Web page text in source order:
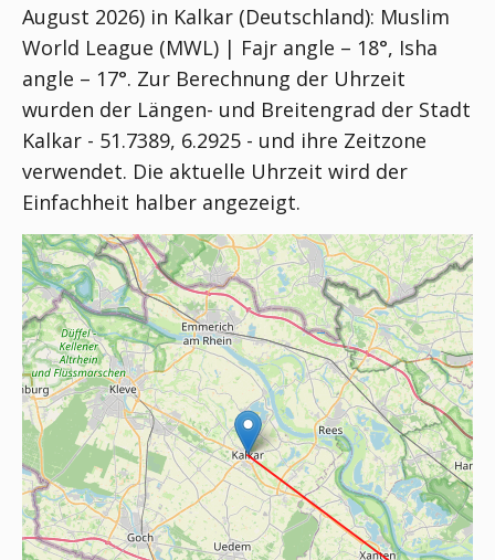
August 2026) in Kalkar (Deutschland): Muslim
World League (MWL) | Fajr angle – 18°, Isha
angle – 17°. Zur Berechnung der Uhrzeit
wurden der Längen- und Breitengrad der Stadt
Kalkar - 51.7389, 6.2925 - und ihre Zeitzone
verwendet. Die aktuelle Uhrzeit wird der
Einfachheit halber angezeigt.